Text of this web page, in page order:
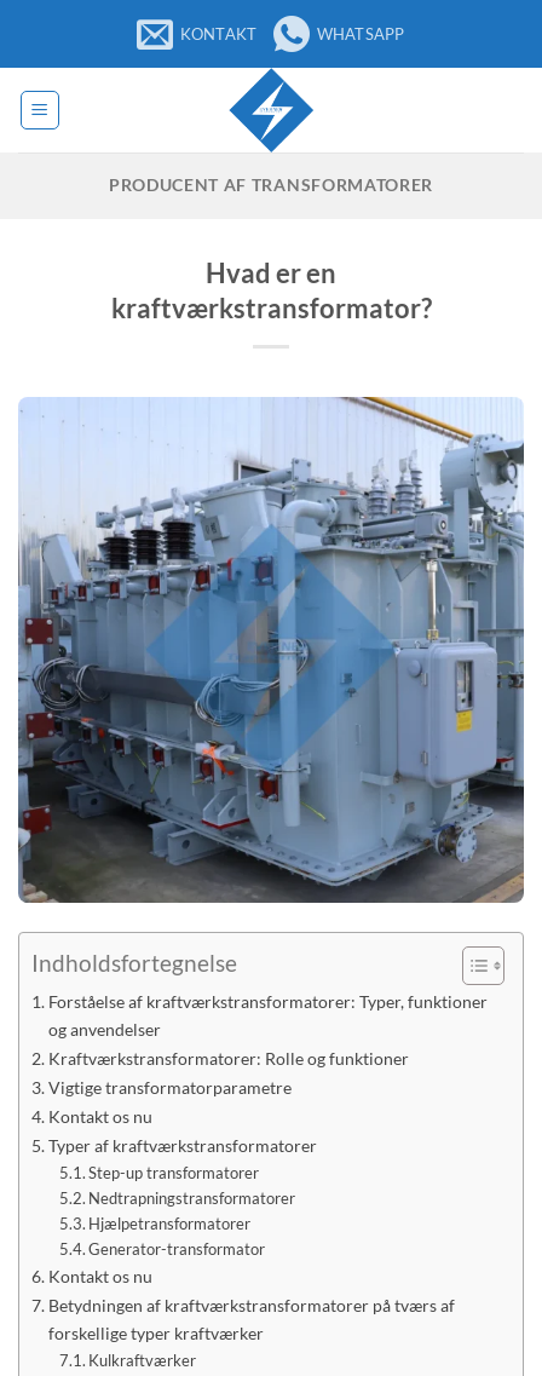
indhold
KONTAKT WHATSAPP
PRODUCENT AF TRANSFORMATORER
Hvad er en
kraftværkstransformator?
Indholdsfortegnelse
Forståelse af kraftværkstransformatorer: Typer, funktioner
og anvendelser
Kraftværkstransformatorer: Rolle og funktioner
Vigtige transformatorparametre
Kontakt os nu
Typer af kraftværkstransformatorer
Step-up transformatorer
Nedtrapningstransformatorer
Hjælpetransformatorer
Generator-transformator
Kontakt os nu
Betydningen af kraftværkstransformatorer på tværs af
forskellige typer kraftværker
Kulkraftværker